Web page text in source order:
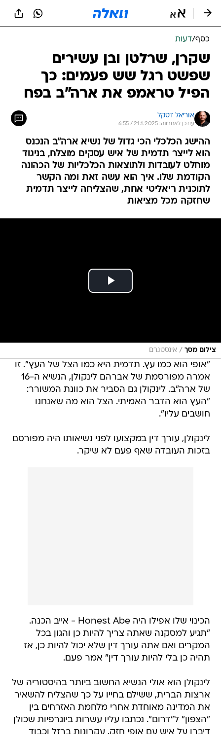
כסף/דעות
שקרן, שרלטן ובן עשירים
שפשט רגל שש פעמים: כך
הפיל טראמפ את ארה"ב בפח
אוריאל דסקל
עודכן לאחרונה: 21.1.2025 / 6:55
ההישג הכלכלי הכי גדול של נשיא ארה"ב הנכנס
הוא לייצר תדמית של איש עסקים מוצלח, בניגוד
מוחלט לעובדות ולתוצאות הכלכליות של הכהונה
הקודמת שלו. איך הוא עשה זאת ומה הקשר
לתוכנית ריאליטי אחת, שהצליחה לייצר תדמית
שחזקה מכל מציאות
צילום מסך / אינסטגרם
"אופי הוא כמו עץ. תדמית היא כמו הצל של העץ". זו
אמרה מפורסמת של אברהם לינקולן, הנשיא ה-16
של ארה"ב. לינקולן גם הסביר את כוונת המשורר:
"העץ הוא הדבר האמיתי. הצל הוא מה שאנחנו
חושבים עליו".
לינקולן, עורך דין במקצועו לפני נשיאותו היה מפורסם
בזכות העובדה שאף פעם לא שיקר.
הכינוי שלו אפילו היה Honest Abe - אייב הכנה.
"תגיע למסקנה שאתה צריך להיות כן והגון בכל
המקרים ואם אתה עורך דין שלא יכול להיות כן, אז
תהיה כן בלי להיות עורך דין" אמר פעם.
לינקולן הוא אולי הנשיא החשוב ביותר בהיסטוריה של
ארצות הברית, ששילם בחייו על כך שהצליח להשאיר
את המדינה מאוחדת אחרי מלחמת האזרחים בין
"הצפון" ל"דרום". נכתבו עליו עשרות ביוגרפיות שכולן